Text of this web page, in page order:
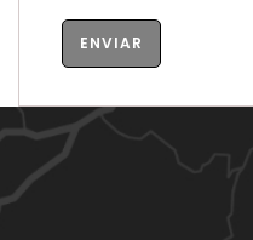
ENVIAR